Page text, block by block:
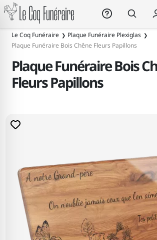
Le Coq Funéraire
Le Coq Funéraire
Plaque Funéraire Plexiglas
Plaque Funéraire Bois Chêne Fleurs Papillons
Plaque Funéraire Bois
Fleurs Papillons